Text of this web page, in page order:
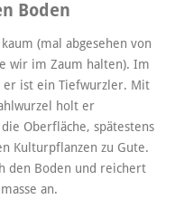
Boden
(mal abgesehen von
wir im Zaum halten). Im
er ist ein Tiefwurzler. Mit
holt er
Oberfläche, spätestens
Kulturpflanzen zu Gute.
den Boden und reichert
an.